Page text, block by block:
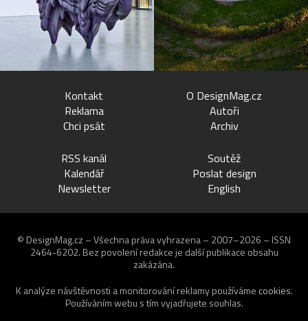
Kontakt
Reklama
Chci psát
O DesignMag.cz
Autoři
Archiv
RSS kanál
Kalendář
Newsletter
Soutěž
Poslat design
English
© DesignMag.cz – Všechna práva vyhrazena – 2007–2026 – ISSN
2464-6202. Bez povolení redakce je další publikace obsahu
zakázána.
K analýze návštěvnosti a monitorování reklamy používáme cookies.
Používáním webu s tím vyjadřujete souhlas.